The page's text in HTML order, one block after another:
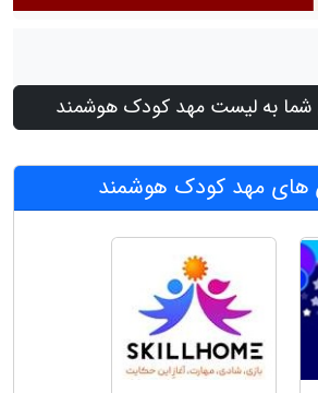
شما به لیست مهد کودک هوشمند
های مهد کودک هوشمند